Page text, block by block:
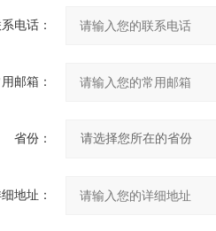
电话：
邮箱：
省份：
地址：